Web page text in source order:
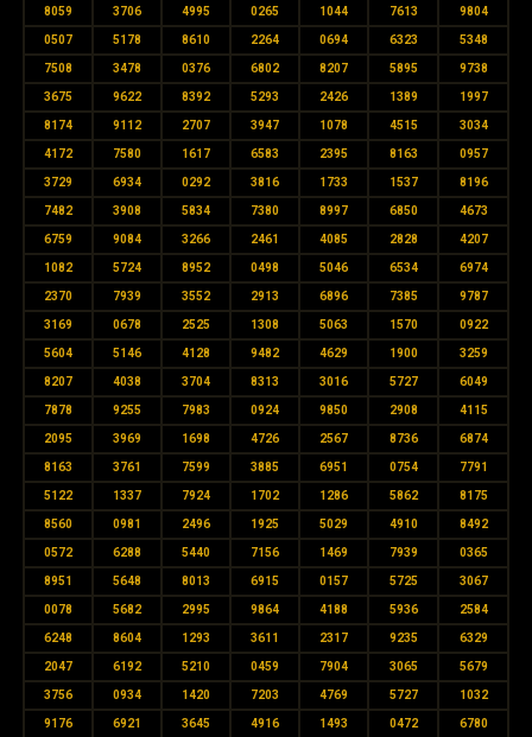
8059 3706 4995 0265 1044 7613 9804
0507 5178 8610 2264 0694 6323 5348
7508 3478 0376 6802 8207 5895 9738
3675 9622 8392 5293 2426 1389 1997
8174 9112 2707 3947 1078 4515 3034
4172 7580 1617 6583 2395 8163 0957
3729 6934 0292 3816 1733 1537 8196
7482 3908 5834 7380 8997 6850 4673
6759 9084 3266 2461 4085 2828 4207
1082 5724 8952 0498 5046 6534 6974
2370 7939 3552 2913 6896 7385 9787
3169 0678 2525 1308 5063 1570 0922
5604 5146 4128 9482 4629 1900 3259
8207 4038 3704 8313 3016 5727 6049
7878 9255 7983 0924 9850 2908 4115
2095 3969 1698 4726 2567 8736 6874
8163 3761 7599 3885 6951 0754 7791
5122 1337 7924 1702 1286 5862 8175
8560 0981 2496 1925 5029 4910 8492
0572 6288 5440 7156 1469 7939 0365
8951 5648 8013 6915 0157 5725 3067
0078 5682 2995 9864 4188 5936 2584
6248 8604 1293 3611 2317 9235 6329
2047 6192 5210 0459 7904 3065 5679
3756 0934 1420 7203 4769 5727 1032
9176 6921 3645 4916 1493 0472 6780